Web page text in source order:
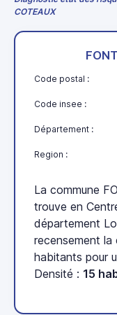
COTEAUX
Code postal :
Code insee :
Département :
Region :
La commune
trouve en
département
recensement
habitants pour
Densité : 15